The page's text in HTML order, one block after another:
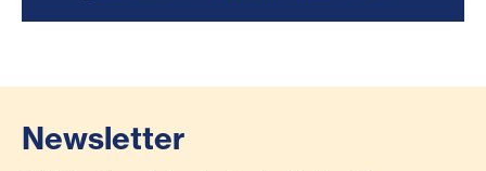
Newsletter